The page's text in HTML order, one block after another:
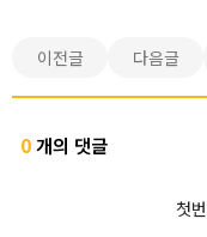
이전글 다음글
0개의 댓글
첫